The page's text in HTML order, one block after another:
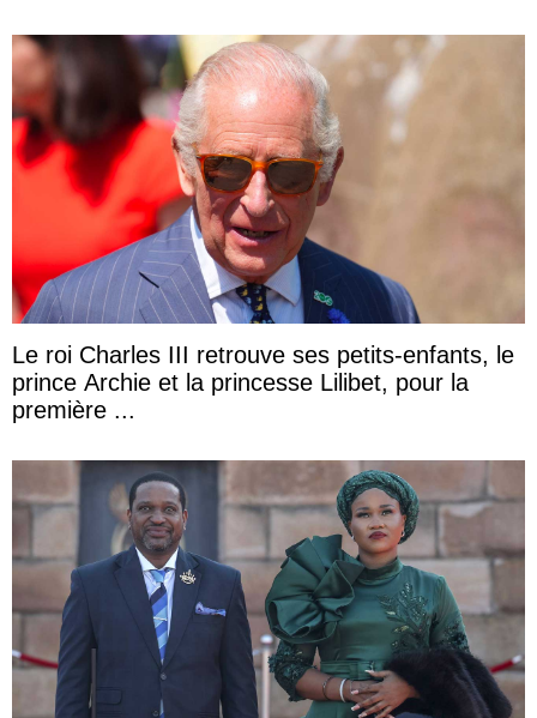
Le roi Charles III retrouve ses petits-enfants, le
prince Archie et la princesse Lilibet, pour la
première ...